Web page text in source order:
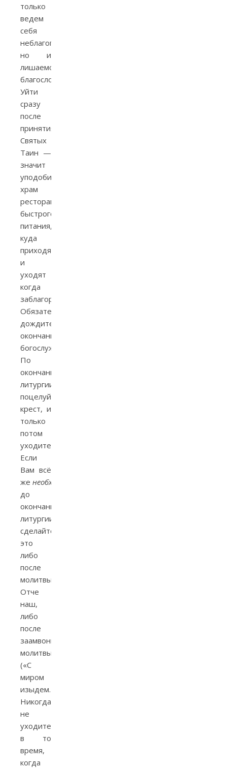
только
ведем
себя
неблагоговейно,
но и
лишаемся
благословения.
Уйти
сразу
после
принятия
Святых
Таин —
значит
уподобить
храм
ресторану
быстрого
питания,
куда
приходят
и
уходят
когда
заблагорассудится.
Обязательно
дождитесь
окончания
богослужения.
По
окончании
литургии
поцелуйте
крест, и
только
потом
уходите.
Если
Вам всё
же необходимо
до
окончания
литургии,
сделайте
это
либо
после
молитвы
Отче
наш,
либо
после
заамвонной
молитвы
(«С
миром
изыдем…»).
Никогда
не
уходите
в то
время,
когда